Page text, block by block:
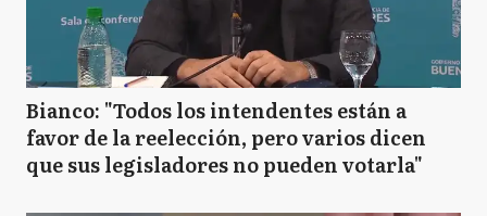
Bianco: "Todos los intendentes están a
favor de la reelección, pero varios dicen
que sus legisladores no pueden votarla"